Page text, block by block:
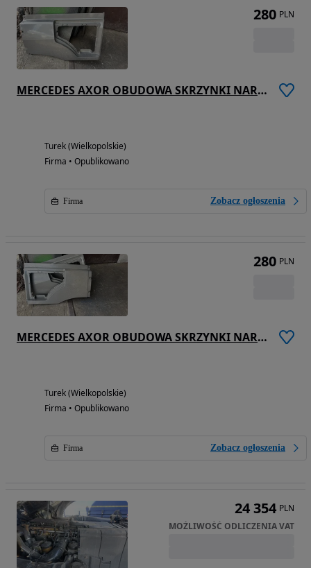
MERCEDES AXOR OBUDOWA SKRZYNKI NARZĘDZIOWEJ LEWA
Turek (Wielkopolskie)
Firma • Opublikowano
Firma Zobacz ogłoszenia
280 PLN
MERCEDES AXOR OBUDOWA SKRZYNKI NARZĘDZIOWEJ PRAWA
Turek (Wielkopolskie)
Firma • Opublikowano
Firma Zobacz ogłoszenia
280 PLN
24 354 PLN
MOŻLIWOŚĆ ODLICZENIA VAT